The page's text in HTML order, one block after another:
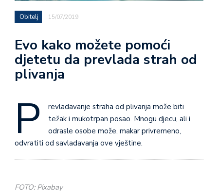
Obitelj 15/07/2019
Evo kako možete pomoći
djetetu da prevlada strah od
plivanja
P
revladavanje straha od plivanja može biti
težak i mukotrpan posao. Mnogu djecu, ali i
odrasle osobe može, makar privremeno,
odvratiti od savladavanja ove vještine.
FOTO: Pixabay